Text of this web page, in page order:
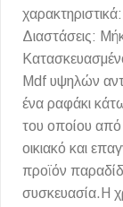
Διαστάσεις:
Mdf υψηλών
ένα ραφάκι
του οποίου από
οικιακό και
προϊόν
συσκευασία.Η